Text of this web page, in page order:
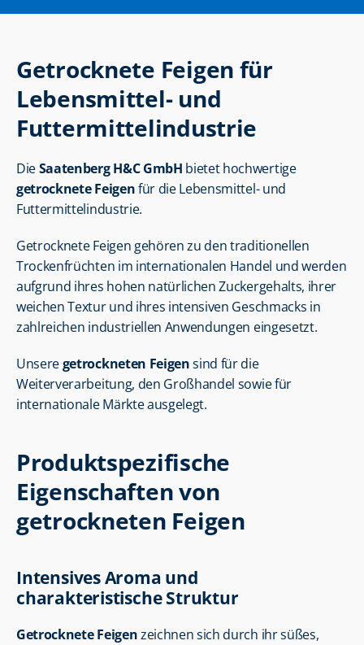
Getrocknete Feigen für
Lebensmittel- und
Futtermittelindustrie
Die Saatenberg H&C GmbH
bietet hochwertige
getrocknete Feigen für die Lebensmittel- und
Futtermittelindustrie.
Getrocknete Feigen gehören zu den traditionellen
Trockenfrüchten im internationalen Handel und werden
aufgrund ihres hohen natürlichen Zuckergehalts, ihrer
weichen Textur und ihres intensiven Geschmacks in
zahlreichen industriellen Anwendungen eingesetzt.
Unsere getrockneten Feigen sind für die
Weiterverarbeitung, den Großhandel sowie für
internationale Märkte ausgelegt.
Produktspezifische
Eigenschaften von
getrockneten Feigen
Intensives Aroma und
charakteristische Struktur
Getrocknete Feigen zeichnen sich durch ihr süßes,